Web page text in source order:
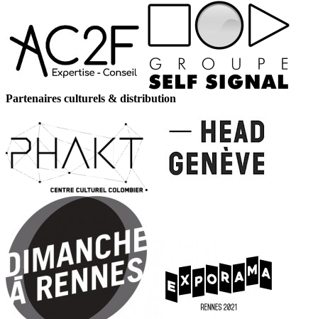
Partenaires culturels & distribution